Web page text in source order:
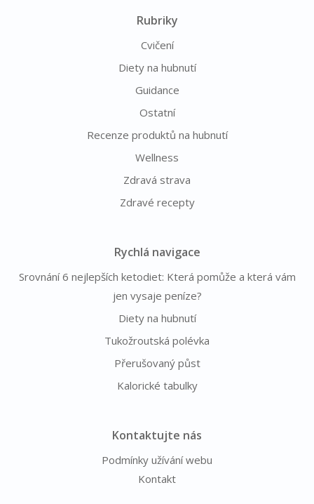
Rubriky
Cvičení
Diety na hubnutí
Guidance
Ostatní
Recenze produktů na hubnutí
Wellness
Zdravá strava
Zdravé recepty
Rychlá navigace
Srovnání 6 nejlepších ketodiet: Která pomůže a která vám
jen vysaje peníze?
Diety na hubnutí
Tukožroutská polévka
Přerušovaný půst
Kalorické tabulky
Kontaktujte nás
Podmínky užívání webu
Kontakt